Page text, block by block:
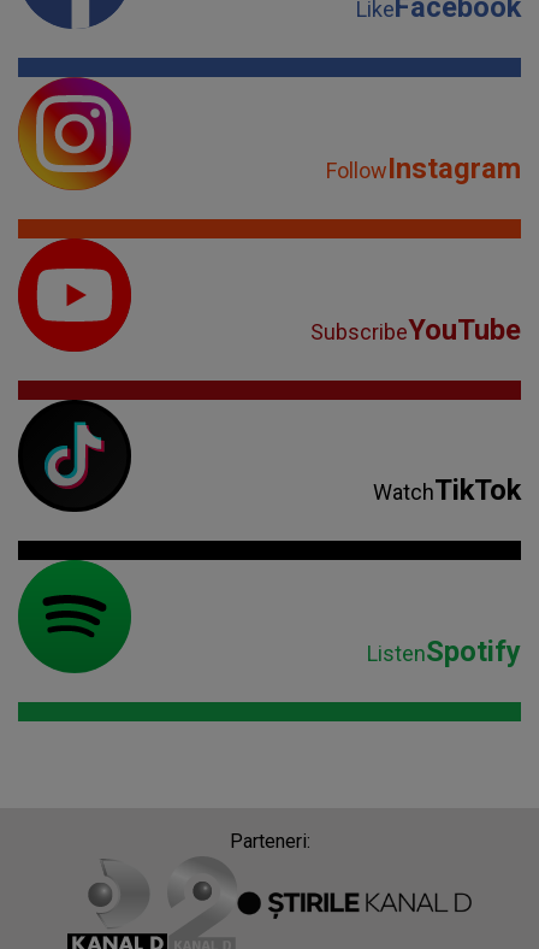
LikeFacebook
FollowInstagram
SubscribeYouTube
WatchTikTok
ListenSpotify
Parteneri: